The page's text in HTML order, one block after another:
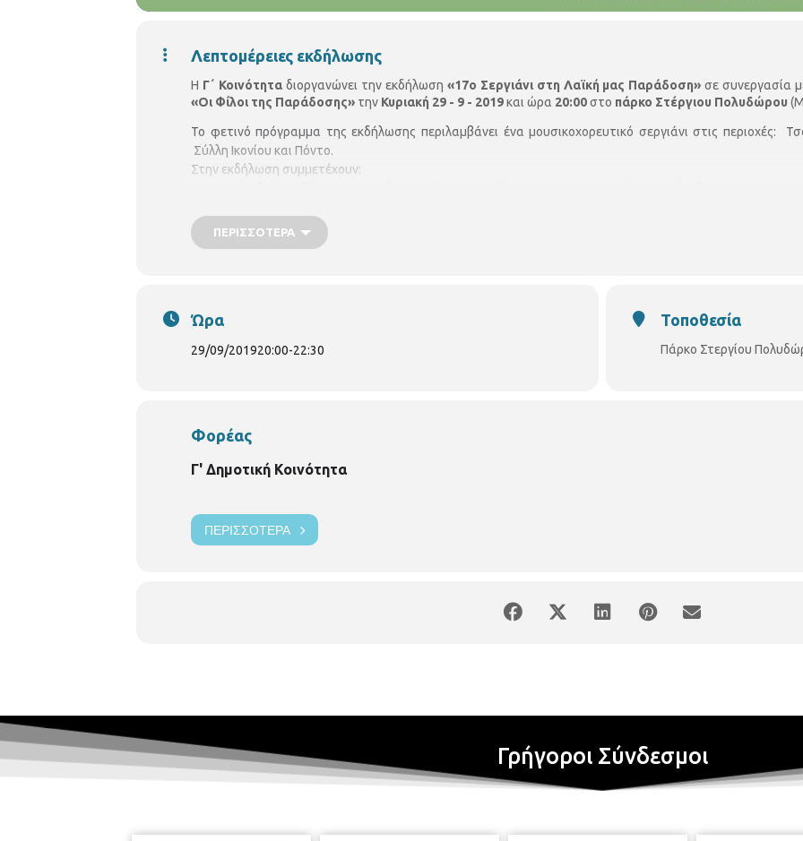
Λεπτομέρειες εκδήλωσης
Η Γ΄ Κοινότηταδιοργανώνει την εκδήλωση «17ο Σεργιάνι στη Λαϊκή μας Παράδοση» σε συνεργασία
«Οι Φίλοι της Παράδοσης» την Κυριακή 29 - 9 - 2019και ώρα 20:00στο πάρκο Στέργιου Πολυδώρου
Το φετινό πρόγραμμα της εκδήλωσης περιλαμβάνει ένα μουσικοχορευτικό σεργιάνι στις
Σύλλη Ικονίου και Πόντο.
Στην εκδήλωση συμμετέχουν:
Την εκδήλωση θα πλαισιώσουν οι μουσικοί:
Αστέρης Τράκας (βιολί), Αργύρης Κόκορης (λαούτο, σάζι, ούτι, φωνή), Τάσος Ζώρας (κλαρίνο),
ΠΕΡΙΣΣΌΤΕΡΑ
Ώρα
29/09/201920:00-22:30
Τοποθεσία
Πάρκο Στεργίου
Φορέας
Γ' Δημοτική Κοινότητα
ΠΕΡΙΣΣΌΤΕΡΑ
Γρήγοροι Σύνδεσμοι